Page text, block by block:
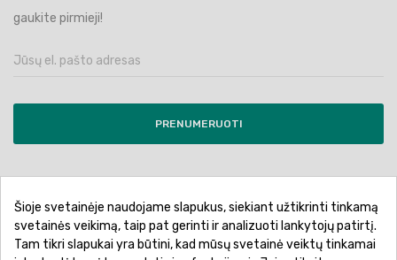
gaukite pirmieji!
PRENUMERUOTI
Pirkimo sąlygos ir taisyklės
Privatumo politika
Garantinis aptarnavimas
Prekių pristatymas
Šioje svetainėje naudojame slapukus, siekiant užtikrinti tinkamą
svetainės veikimą, taip pat gerinti ir analizuoti lankytojų patirtį.
Tam tikri slapukai yra būtini, kad mūsų svetainė veiktų tinkamai